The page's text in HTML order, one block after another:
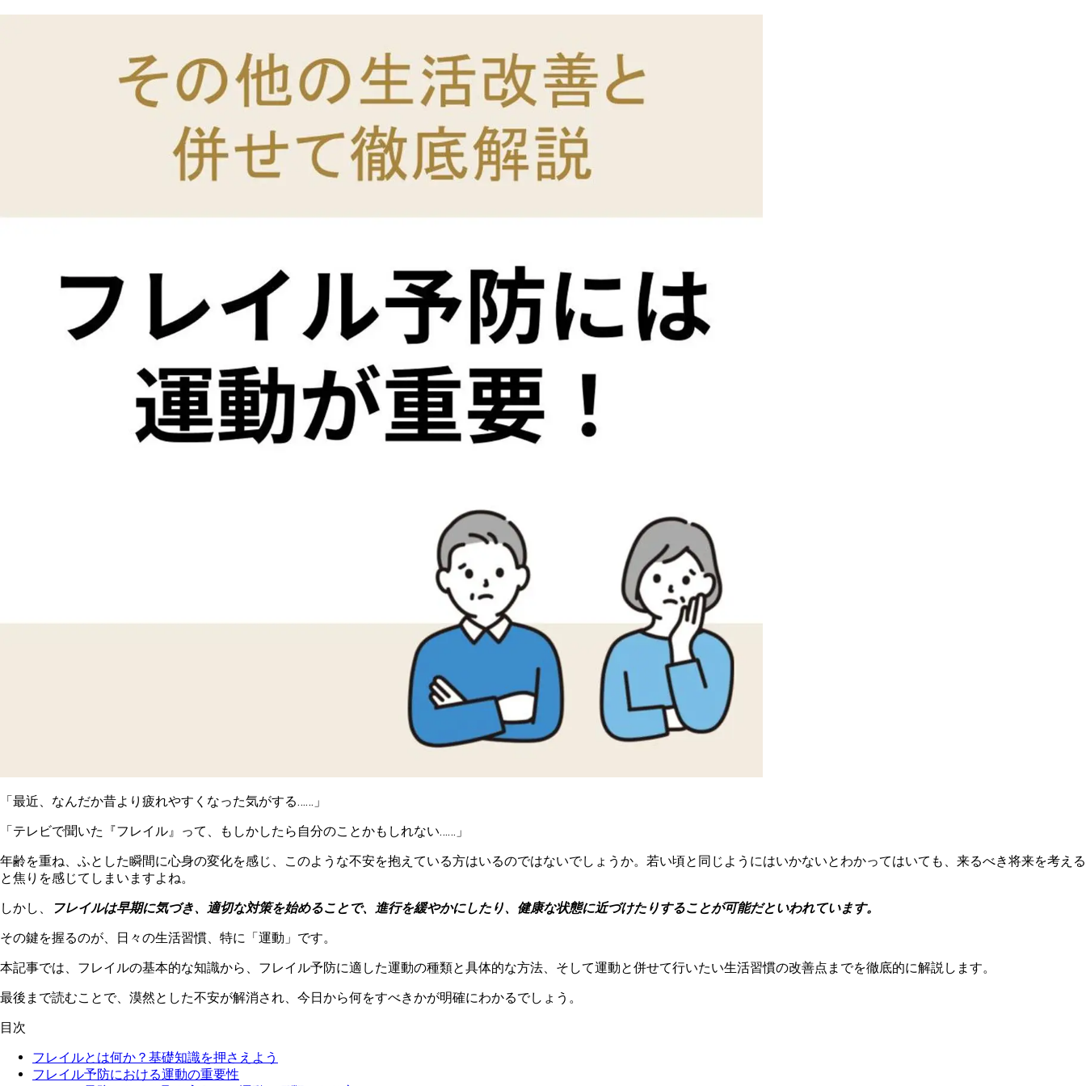
「最近、なんだか昔より疲れやすくなった気がする……」
「テレビで聞いた『フレイル』って、もしかしたら自分のことかもしれない……」
年齢を重ね、ふとした瞬間に心身の変化を感じ、このような不安を抱えている方はいるのではないでしょうか。若い頃と同じようにはいかないとわかってはいても、来るべき将来を考える
と焦りを感じてしまいますよね。
しかし、
フレイルは早期に気づき、適切な対策を始めることで、進行を緩やかにしたり、健康な状態に近づけたりすることが可能だといわれています。
その鍵を握るのが、日々の生活習慣、特に「運動」です。
本記事では、フレイルの基本的な知識から、フレイル予防に適した運動の種類と具体的な方法、そして運動と併せて行いたい生活習慣の改善点までを徹底的に解説します。
最後まで読むことで、漠然とした不安が解消され、今日から何をすべきかが明確にわかるでしょう。
目次
フレイルとは何か？基礎知識を押さえよう
フレイル予防における運動の重要性